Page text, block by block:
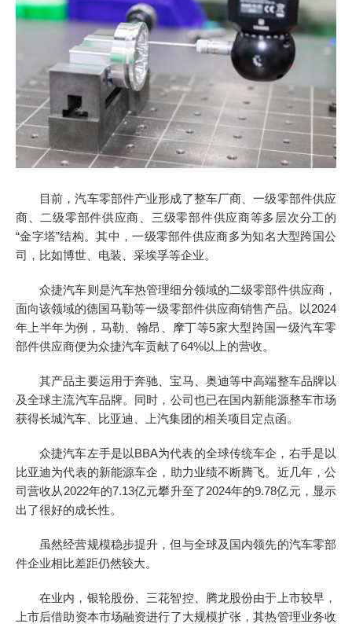
目前，汽车零部件产业形成了整车厂商、一级零部件供应
商、二级零部件供应商、三级零部件供应商等多层次分工的
“金字塔”结构。其中，一级零部件供应商多为知名大型跨国公
司，比如博世、电装、采埃孚等企业。
众捷汽车则是汽车热管理细分领域的二级零部件供应商，
面向该领域的德国马勒等一级零部件供应商销售产品。以2024
年上半年为例，马勒、翰昂、摩丁等5家大型跨国一级汽车零
部件供应商便为众捷汽车贡献了64%以上的营收。
其产品主要运用于奔驰、宝马、奥迪等中高端整车品牌以
及全球主流汽车品牌。同时，公司也已在国内新能源整车市场
获得长城汽车、比亚迪、上汽集团的相关项目定点函。
众捷汽车左手是以BBA为代表的全球传统车企，右手是以
比亚迪为代表的新能源车企，助力业绩不断腾飞。近几年，公
司营收从2022年的7.13亿元攀升至了2024年的9.78亿元，显示
出了很好的成长性。
虽然经营规模稳步提升，但与全球及国内领先的汽车零部
件企业相比差距仍然较大。
在业内，银轮股份、三花智控、腾龙股份由于上市较早，
上市后借助资本市场融资进行了大规模扩张，其热管理业务收